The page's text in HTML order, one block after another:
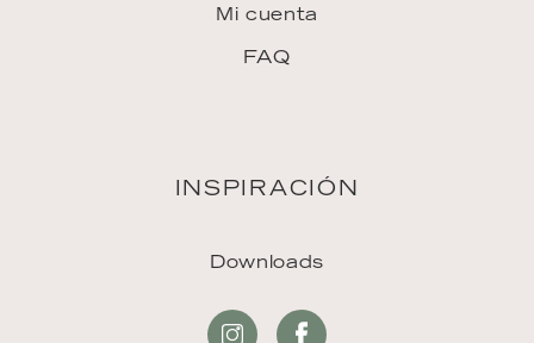
Mi cuenta
FAQ
INSPIRACIÓN
Downloads